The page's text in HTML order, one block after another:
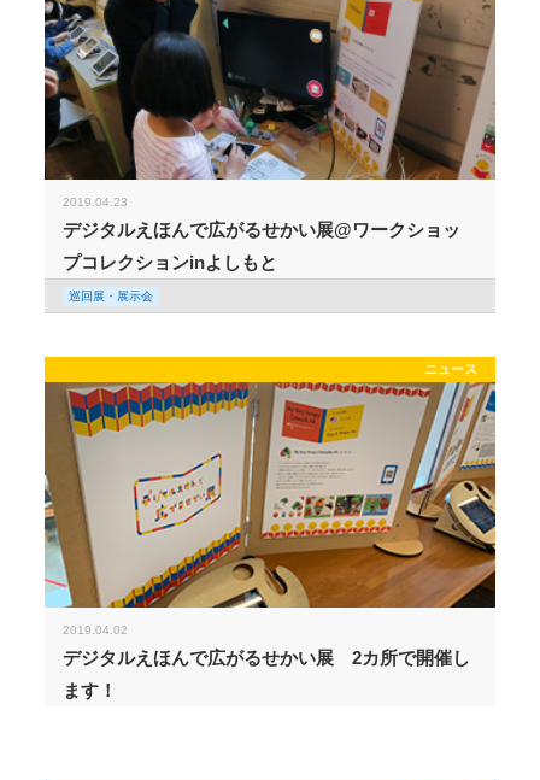
2019.04.23
デジタルえほんで広がるせかい展@ワークショッ
プコレクションinよしもと
巡回展・展示会
ニュース
2019.04.02
デジタルえほんで広がるせかい展 2カ所で開催し
ます！